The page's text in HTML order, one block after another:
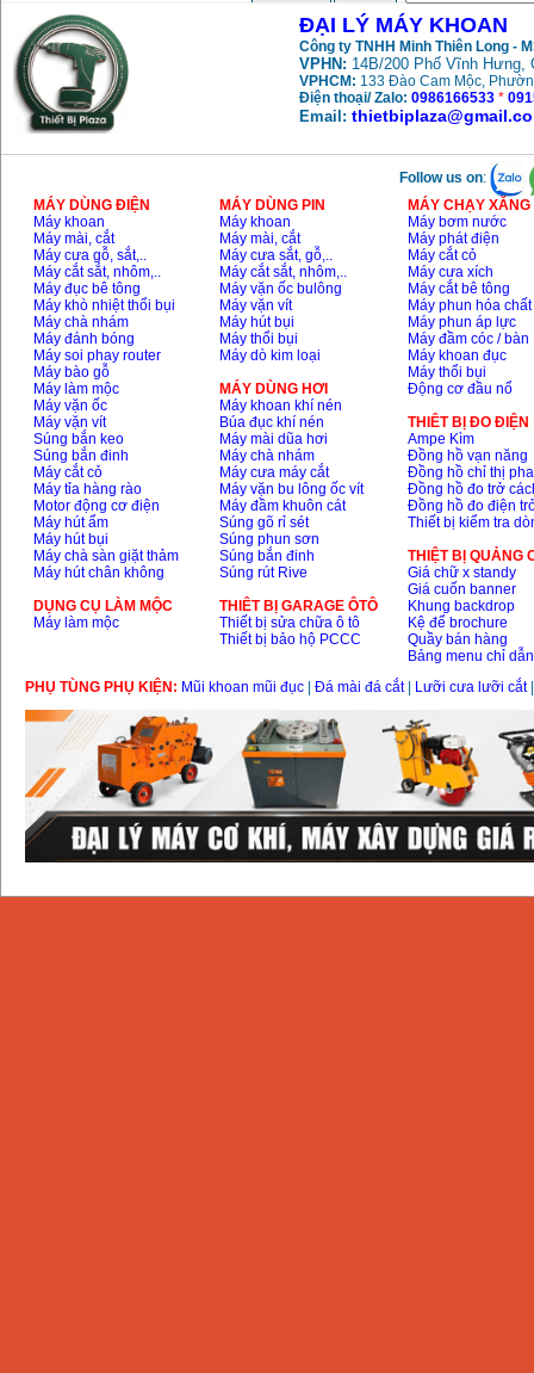
ĐẠI LÝ MÁY KHOAN
Công ty TNHH Minh Thiên Long -
VPHN: 14B/200 Phố Vĩnh Hưng,
VPHCM: 133 Đào Cam Mộc,
Điện thoại/ Zalo: 0986166533 *
Email:
Follow us on:
MÁY DÙNG ĐIỆN
Máy khoan
Máy mài, cắt
Máy cưa gỗ, sắt,..
Máy cắt sắt, nhôm,..
Máy đục bê tông
Máy khò nhiệt thổi bụi
Máy chà nhám
Máy đánh bóng
Máy soi phay router
Máy bào gỗ
Máy làm mộc
Máy vặn ốc
Máy vặn vít
Súng bắn keo
Súng bắn đinh
Máy cắt cỏ
Máy tỉa hàng rào
Motor động cơ điện
Máy hút ẩm
Máy hút bụi
Máy chà sàn giặt thảm
Máy hút chân không
DỤNG CỤ LÀM MỘC
Máy làm mộc
MÁY DÙNG PIN
Máy khoan
Máy mài, cắt
Máy cưa sắt, gỗ,..
Máy cắt sắt, nhôm,..
Máy vặn ốc bulông
Máy vặn vít
Máy hút bụi
Máy thổi bụi
Máy dò kim loại
MÁY DÙNG HƠI
Máy khoan khí nén
Búa đục khí nén
Máy mài dũa hơi
Máy chà nhám
Máy cưa máy cắt
Máy vặn bu lông ốc vít
Máy đầm khuôn cát
Súng gõ rỉ sét
Súng phun sơn
Súng bắn đinh
Súng rút Rive
THIÊT BỊ GARAGE ÔTÔ
Thiết bị sửa chữa ô tô
Thiết bị bảo hộ PCCC
MÁY CHẠY
Máy bơm nước
Máy phát điện
Máy cắt cỏ
Máy cưa xích
Máy cắt bê tông
Máy phun hóa chất
Máy phun áp lực
Máy đầm cóc / bàn
Máy khoan đục
Máy thổi bụi
Động cơ đầu nổ
THIÊT BỊ ĐO ĐIỆN
Ampe Kìm
Đồng hồ vạn năng
Đồng hồ chỉ thị pha
Đồng hồ đo trở
Đồng hồ đo điện
Thiết bị kiểm tra
THIỆT BỊ QUẢNG
Giá chữ x standy
Giá cuốn banner
Khung backdrop
Kệ để brochure
Quầy bán hàng
Bảng menu chỉ dẫn
PHỤ TÙNG PHỤ KIỆN: Mũi khoan mũi đục Đá mài đá cắt| Lưỡi cưa lưỡi cắt